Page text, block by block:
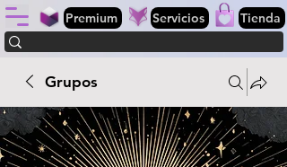
Premium Servicios Tienda
Grupos